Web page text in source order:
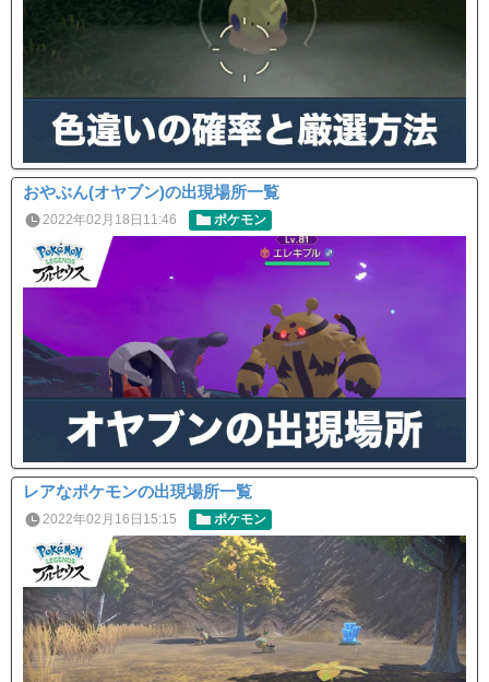
おやぶん(オヤブン)の出現場所一覧
2022年02月18日11:46 ポケモン
レアなポケモンの出現場所一覧
2022年02月16日15:15 ポケモン